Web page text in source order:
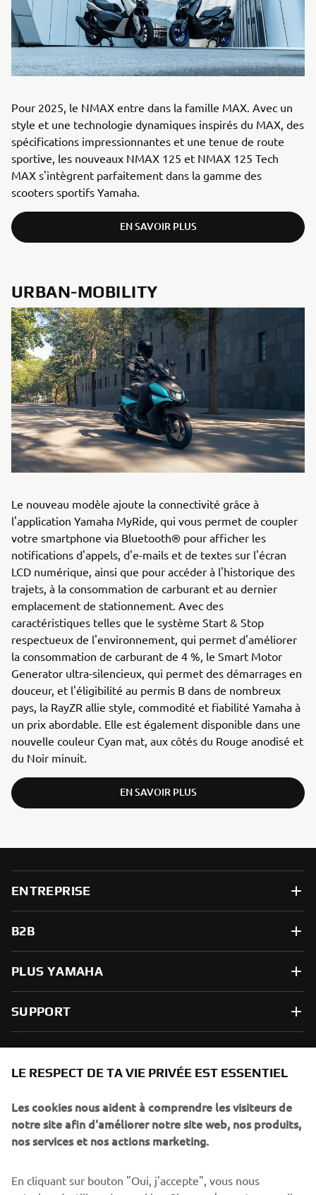
Pour 2025, le NMAX entre dans la famille MAX. Avec un
style et une technologie dynamiques inspirés du MAX, des
spécifications impressionnantes et une tenue de route
sportive, les nouveaux NMAX 125 et NMAX 125 Tech
MAX s'intègrent parfaitement dans la gamme des
scooters sportifs Yamaha.
EN SAVOIR PLUS
URBAN-MOBILITY
Le nouveau modèle ajoute la connectivité grâce à
l'application Yamaha MyRide, qui vous permet de coupler
votre smartphone via Bluetooth® pour afficher les
notifications d'appels, d'e-mails et de textes sur l'écran
LCD numérique, ainsi que pour accéder à l'historique des
trajets, à la consommation de carburant et au dernier
emplacement de stationnement. Avec des
caractéristiques telles que le système Start & Stop
respectueux de l'environnement, qui permet d'améliorer
la consommation de carburant de 4 %, le Smart Motor
Generator ultra-silencieux, qui permet des démarrages en
douceur, et l'éligibilité au permis B dans de nombreux
pays, la RayZR allie style, commodité et fiabilité Yamaha à
un prix abordable. Elle est également disponible dans une
nouvelle couleur Cyan mat, aux côtés du Rouge anodisé et
du Noir minuit.
EN SAVOIR PLUS
ENTREPRISE
B2B
PLUS YAMAHA
SUPPORT
spéciaux, les lancements de produits, etc.
S'ABONNER
LE RESPECT DE TA VIE PRIVÉE EST ESSENTIEL
Les cookies nous aident à comprendre les visiteurs de
notre site afin d'améliorer notre site web, nos produits,
nos services et nos actions marketing.
En cliquant sur bouton "Oui, j'accepte", vous nous